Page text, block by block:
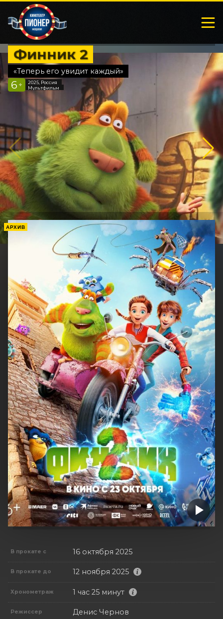
Финник 2
«Теперь его увидит каждый»
6 +
2025, Россия
Мультфильм
АРХИВ
В прокате с 16 октября 2025
В прокате до 12 ноября 2025
Хронометраж 1 час 25 минут
Режиссер Денис Чернов